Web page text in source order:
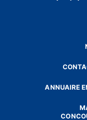
arabe marocain
ANNUAIRE